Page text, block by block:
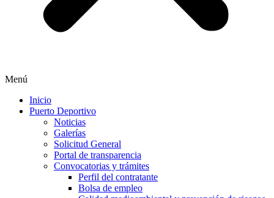
Menú
Inicio
Puerto Deportivo
Noticias
Galerías
Solicitud General
Portal de transparencia
Convocatorias y trámites
Perfil del contratante
Bolsa de empleo